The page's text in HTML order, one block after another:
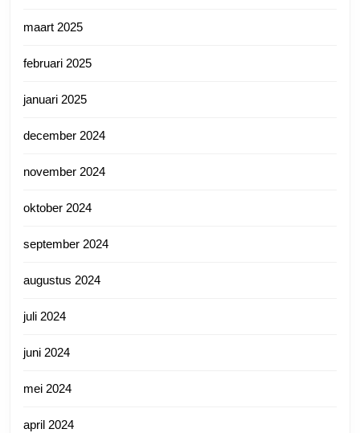
maart 2025
februari 2025
januari 2025
december 2024
november 2024
oktober 2024
september 2024
augustus 2024
juli 2024
juni 2024
mei 2024
april 2024